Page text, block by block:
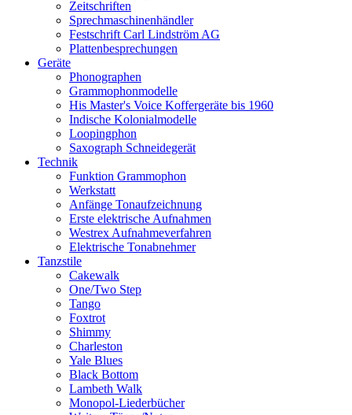
Zeitschriften
Sprechmaschinenhändler
Festschrift Carl Lindström AG
Plattenbesprechungen
Geräte
Phonographen
Grammophonmodelle
His Master's Voice Koffergeräte bis 1960
Indische Kolonialmodelle
Loopingphon
Saxograph Schneidegerät
Technik
Funktion Grammophon
Werkstatt
Anfänge Tonaufzeichnung
Erste elektrische Aufnahmen
Westrex Aufnahmeverfahren
Elektrische Tonabnehmer
Tanzstile
Cakewalk
One/Two Step
Tango
Foxtrot
Shimmy
Charleston
Yale Blues
Black Bottom
Lambeth Walk
Monopol-Liederbücher